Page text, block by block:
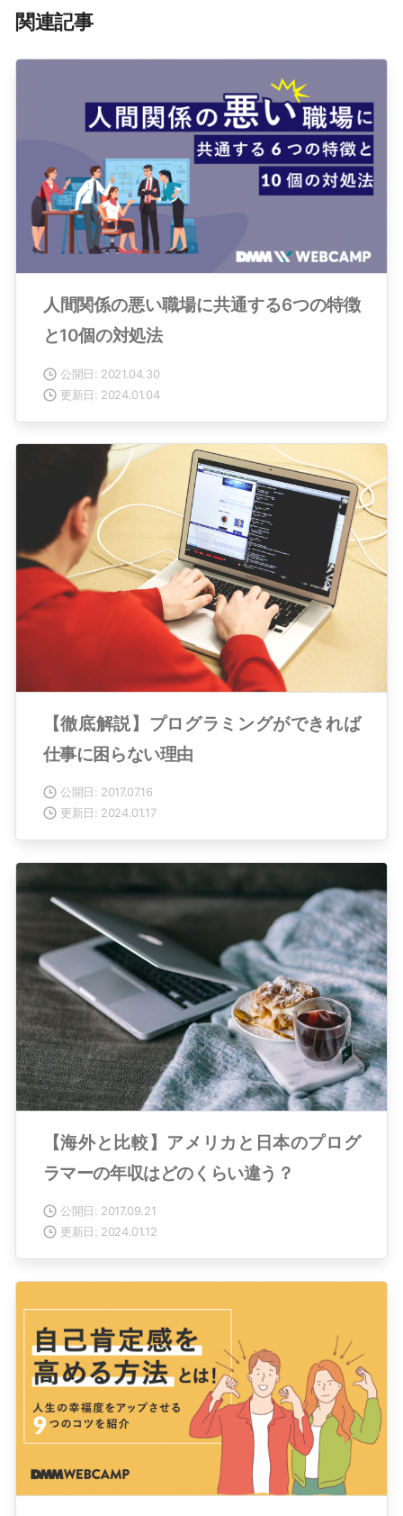
関連記事
人間関係の悪い職場に共通する6つの特徴
と10個の対処法
公開日: 2021.04.30
更新日: 2024.01.04
【徹底解説】プログラミングができれば
仕事に困らない理由
公開日: 2017.07.16
更新日: 2024.01.17
【海外と比較】アメリカと日本のプログ
ラマーの年収はどのくらい違う？
公開日: 2017.09.21
更新日: 2024.01.12